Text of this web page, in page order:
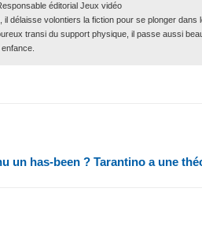
éditorial Jeux vidéo
il délaisse volontiers la fiction pour se plonger dans
transi du support physique, il passe aussi
un has-been ? Tarantino a une